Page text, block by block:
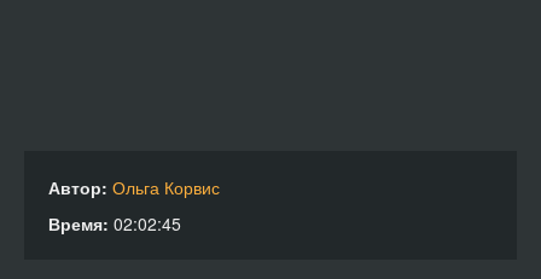
Автор: Ольга Корвис
Время: 02:02:45